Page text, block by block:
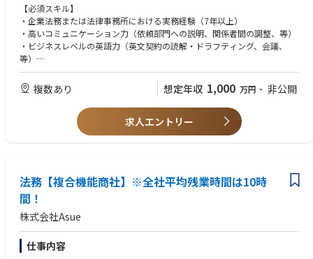
【必須スキル】
・企業法務または法律事務所における実務経験（7年以上）
・高いコミュニケーション力（依頼部門への説明、関係者間の調整、等）
・ビジネスレベルの英語力（英文契約の読解・ドラフティング、会議、
等）
【歓迎スキル】
・弁護士資格（日本、米国、等）
・新しい技術に好奇心を持てる方
複数あり 想定年収 1,000 万円 ~ 非公開
求人エントリー
法務【複合機能商社】※全社平均残業時間は10時
間！
株式会社Asue
仕事内容